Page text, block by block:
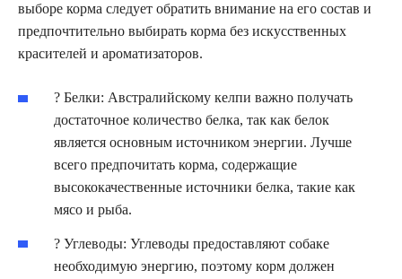
выборе корма следует обратить внимание на его состав и
предпочтительно выбирать корма без искусственных
красителей и ароматизаторов.
? Белки: Австралийскому келпи важно получать
достаточное количество белка, так как белок
является основным источником энергии. Лучше
всего предпочитать корма, содержащие
высококачественные источники белка, такие как
мясо и рыба.
? Углеводы: Углеводы предоставляют собаке
необходимую энергию, поэтому корм должен